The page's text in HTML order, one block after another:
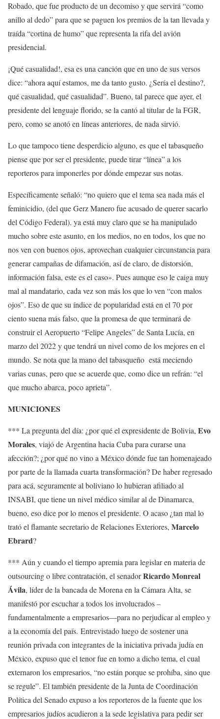
Robado, que fue producto de un decomiso y que servirá “como
anillo al dedo” para que se paguen los premios de la tan llevada y
traída “cortina de humo” que representa la rifa del avión
presidencial.
¡Qué casualidad!, esa es una canción que en uno de sus versos
dice: “ahora aquí estamos, me da tanto gusto. ¿Sería el destino?,
qué casualidad, qué casualidad”. Bueno, tal parece que ayer, el
presidente del lenguaje florido, se la cantó al titular de la FGR,
pero, como se anotó en líneas anteriores, de nada sirvió.
Lo que tampoco tiene desperdicio alguno, es que el tabasqueño
piense que por ser el presidente, puede tirar “línea” a los
reporteros para imponerles por dónde empezar sus notas.
Específicamente señaló: “no quiero que el tema sea nada más el
feminicidio, (del que Gerz Manero fue acusado de querer sacarlo
del Código Federal). ya está muy claro que se ha manipulado
mucho sobre este asunto, en los medios, no en todos, los que no
nos ven con buenos ojos, aprovechan cualquier circunstancia para
generar campañas de difamación, así de claro, de distorsión,
información falsa, este es el caso». Pues aunque eso le caiga muy
mal al mandatario, cada vez son más los que lo ven “con malos
ojos”. Eso de que su índice de popularidad está en el 70 por
ciento suena más falso, que la promesa de que terminará de
construir el Aeropuerto “Felipe Angeles” de Santa Lucía, en
marzo del 2022 y que tendrá un nivel como de los mejores en el
mundo. Se nota que la mano del tabasqueño está meciendo
varias cunas, pero que se acuerde que, como dice un refrán: “el
que mucho abarca, poco aprieta”.
MUNICIONES
*** La pregunta del día: ¿por qué el expresidente de Bolivia, Evo
Morales, viajó de Argentina hacia Cuba para curarse una
afección?; ¿por qué no vino a México dónde fue tan homenajeado
por parte de la llamada cuarta transformación? De haber regresado
para acá, seguramente al boliviano lo hubieran afiliado al
INSABI, que tiene un nivel médico similar al de Dinamarca,
bueno, eso dice por lo menos el presidente. O acaso ¿tan mal lo
trató el flamante secretario de Relaciones Exteriores, Marcelo
Ebrard?
*** Aún y cuando el tiempo apremia para legislar en materia de
outsourcing o libre contratación, el senadorRicardo Monreal
Ávila, líder de la bancada de Morena en la Cámara Alta, se
manifestó por escuchar a todos los involucrados –
fundamentalmente a empresarios—para no perjudicar al empleo y
a la economía del país. Entrevistado luego de sostener una
reunión privada con integrantes de la iniciativa privada judía en
México, expuso que el tenor fue en torno a dicho tema, el cual
externaron los empresarios, “no están porque se prohíba, sino que
se regule”. El también presidente de la Junta de Coordinación
Política del Senado expuso a los reporteros de la fuente que los
empresarios judíos acudieron a la sede legislativa para pedir ser